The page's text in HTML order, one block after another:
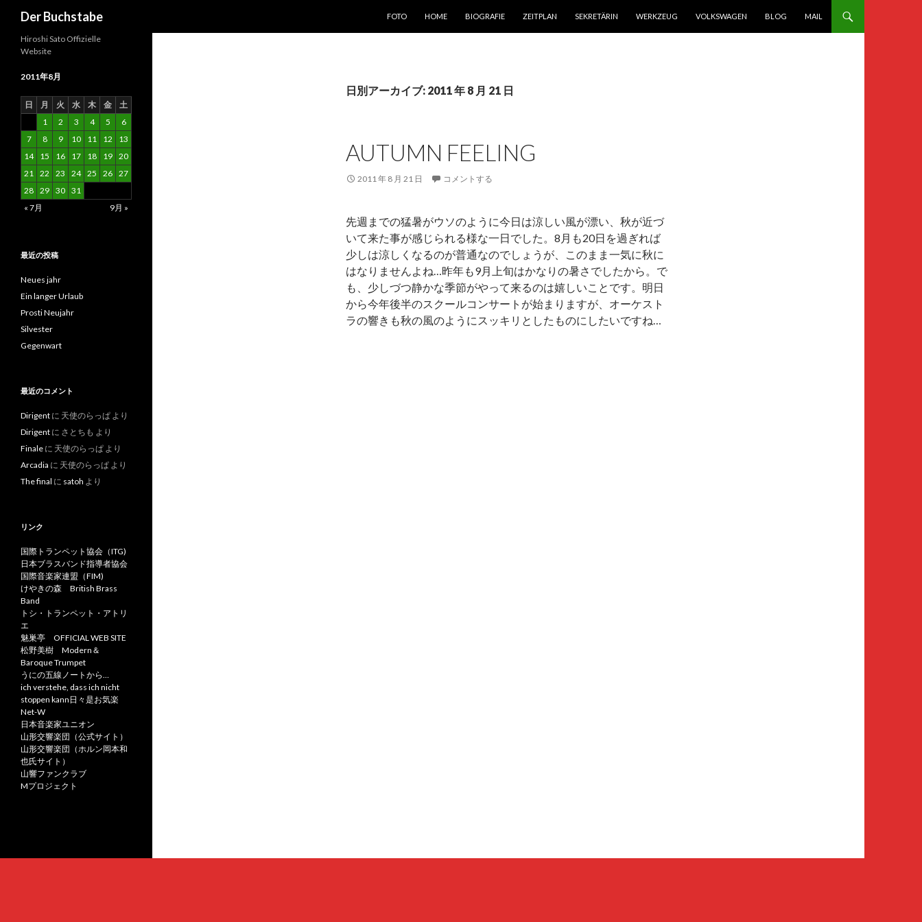
Der Buchstabe
FOTO
HOME BIOGRAFIE ZEITPLAN SEKRETÄRIN WERKZEUG VOLKSWAGEN BLOG MAIL
日別アーカイブ: 2011 年 8 月 21 日
AUTUMN FEELING
2011 年 8 月 21 日 コメントする
先週までの猛暑がウソのように今日は涼しい風が漂い、秋が近づ
いて来た事が感じられる様な一日でした。8月も20日を過ぎれば
少しは涼しくなるのが普通なのでしょうが、このまま一気に秋に
はなりませんよね…昨年も9月上旬はかなりの暑さでしたから。で
も、少しづつ静かな季節がやって来るのは嬉しいことです。明日
から今年後半のスクールコンサートが始まりますが、オーケスト
ラの響きも秋の風のようにスッキリとしたものにしたいですね…
Hiroshi Sato Offizielle
Website
2011年8月
日 月 火 水 木 金
土
1
2 3 4 5
6
7
8 9 10 11 12
13
14
15 16 17 18 19 20
21 22 23 24 25 26 27
28 29 30 31
« 7月
9月 »
最近の投稿
Neues jahr
Ein langer Urlaub
Prosti Neujahr
Silvester
Gegenwart
最近のコメント
Dirigent に 天使のらっぱ より
Dirigent に さとちも より
Finale に 天使のらっぱ より
Arcadia に 天使のらっぱ より
The final に satoh より
リンク
国際トランペット協会（ITG)
日本ブラスバンド指導者協会
国際音楽家連盟（FIM)
けやきの森 British Brass
Band
トシ・トランペット・アトリ
エ
魅巣亭 OFFICIAL WEB SITE
松野美樹 Modern＆
Baroque Trumpet
うにの五線ノートから…
ich verstehe, dass ich nicht
stoppen kann日々是お気楽
Net-W
日本音楽家ユニオン
山形交響楽団（公式サイト）
山形交響楽団（ホルン岡本和
也氏サイト）
山響ファンクラブ
Mプロジェクト